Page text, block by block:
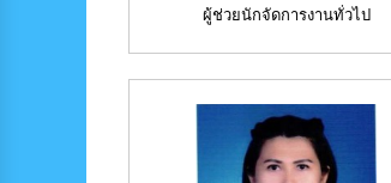
ผู้ช่วยนักจัดการงานทั่วไป